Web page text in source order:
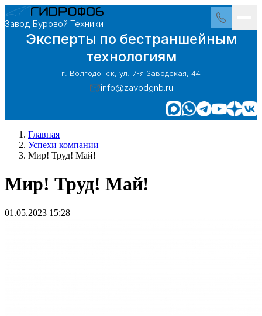
Завод Буровой Техники
Эксперты по бестраншейным
технологиям
г. Волгодонск, ул. 7-я Заводская, 44
info@zavodgnb.ru
Главная
Успехи компании
Мир! Труд! Май!
Мир! Труд! Май!
01.05.2023 15:28